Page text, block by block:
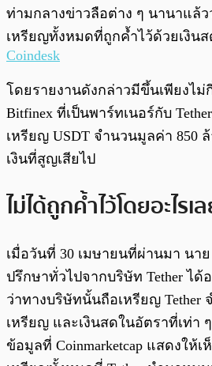
ท่ามกลางข่าวลือต่าง ๆ นานาแล้ว
เหรียญทั้งหมดที่ถูกค้ำไว้ด้วยเงินส
Coindesk
โดยรายงานดังกล่าวมีขึ้นเพียงไม่
Bitfinex ที่เป็นพาร์ทเนอร์กับ
เหรียญ USDT จำนวนมูลค่า 850
เงินที่สูญเสียไป
ไม่ได้ถูกค้ำไว้โดยอะไรเ
เมื่อวันที่ 30 เมษายนที่ผ่านมา นาย
ปรึกษาทั่วไปจากบริษัท Tether ได้
ว่าทางบริษัทนั้นถือเหรียญ Tether
เหรียญ และเงินสดในอัตราที่เท่า
ข้อมูลที่ Coinmarketcap แสดงให้